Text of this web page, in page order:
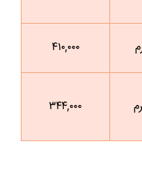
۴۱۰,۰۰۰
۳۴۴,۰۰۰